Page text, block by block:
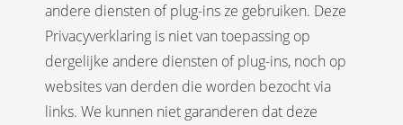
andere diensten of plug-ins ze gebruiken. Deze
Privacyverklaring is niet van toepassing op
dergelijke andere diensten of plug-ins, noch op
websites van derden die worden bezocht via
links. We kunnen niet garanderen dat deze